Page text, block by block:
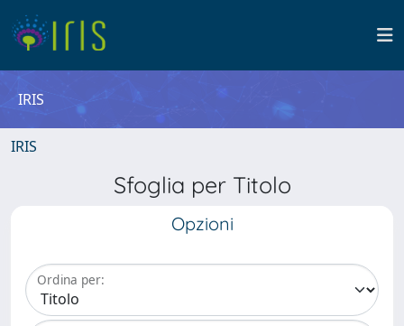
IRIS
IRIS
Sfoglia per Titolo
Opzioni
Ordina per: